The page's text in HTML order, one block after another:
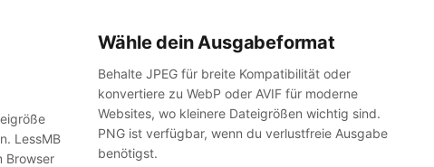
LessMB
Browser
Wähle dein Ausgabeformat
Behalte JPEG für breite Kompatibilität oder
konvertiere zu WebP oder AVIF für moderne
Websites, wo kleinere Dateigrößen wichtig sind.
PNG ist verfügbar, wenn du verlustfreie Ausgabe
benötigst.